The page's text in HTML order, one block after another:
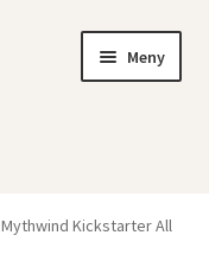
Meny
Mythwind Kickstarter All